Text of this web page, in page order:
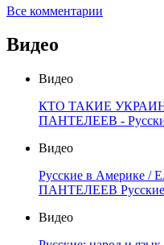
Все комментарии
Видео
Видео
КТО ТАКИЕ
ПАНТЕЛЕЕВ -
Видео
Русские в Америке /
ПАНТЕЛЕЕВ Русские
Видео